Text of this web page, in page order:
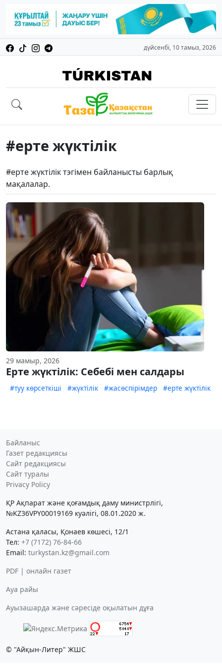
дүйсенбі, 10 тамыз, 2026
#ерте жүктілік
#ерте жүктілік тэгімен байланысты барлық
мақалалар.
29 мамыр, 2026
Ерте жүктілік: Себебі мен салдары
#туу көрсеткіші #жүктілік #жасөспірімдер #ерте жүктілік
Байланыс
Газет редакциясы
Сайт редакциясы
Сайт туралы
Privacy Policy
ҚР Ақпарат және қоғамдық даму министрлігі,
№KZ36VPY00019169 куәлігі, 08.01.2020 ж.
Астана қаласы, Қонаев көшесі, 12/1
Тел: +7 (7172) 76-84-66
Email: turkystan.kz@gmail.com
PDF | онлайн газет
Ауа райы
Ауызашарда және сәресіде оқылатын дұға
© "Айқын-Литер" ЖШС